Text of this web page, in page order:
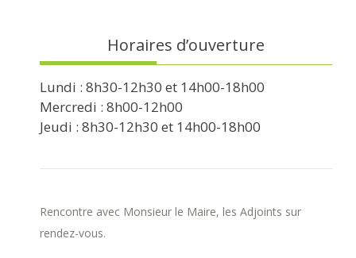
Horaires d’ouverture
Lundi : 8h30-12h30 et 14h00-18h00
Mercredi : 8h00-12h00
Jeudi : 8h30-12h30 et 14h00-18h00
Rencontre avec Monsieur le Maire, les Adjoints sur
rendez-vous.